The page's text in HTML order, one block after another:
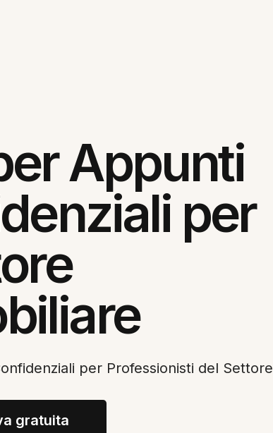
Appunti
per
per Professionisti del Settore
gratuita